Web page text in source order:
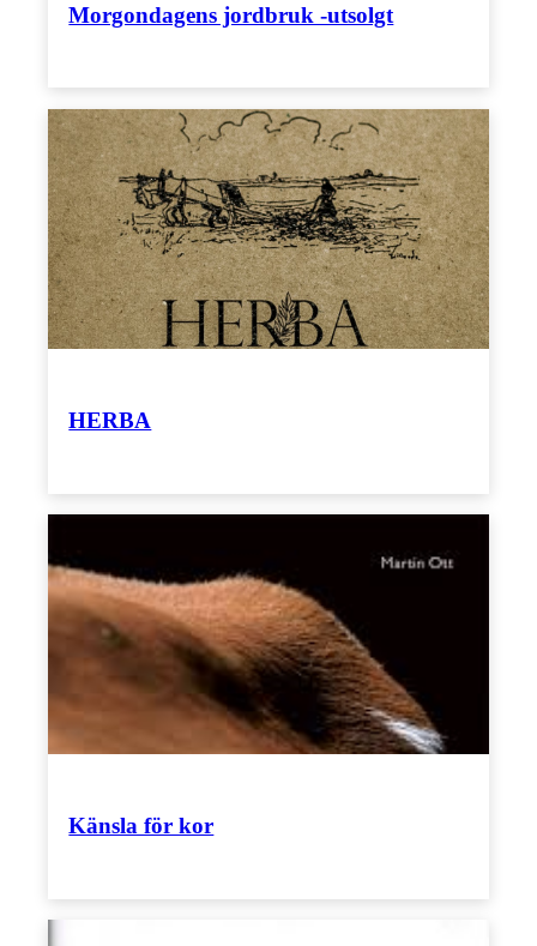
Morgondagens jordbruk -utsolgt
HERBA
Känsla för kor